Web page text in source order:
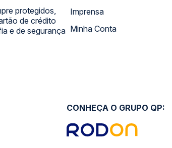
protegidos,
de crédito
e de segurança
Imprensa
Minha Conta
CONHEÇA O GRUPO QP: